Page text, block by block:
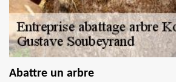
Abattre un arbre